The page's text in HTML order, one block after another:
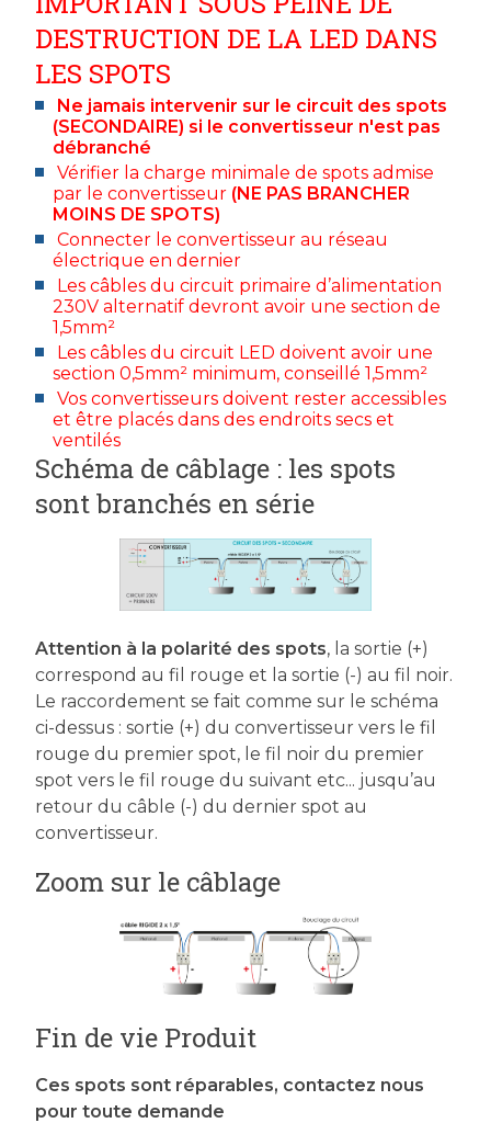
DESTRUCTION DE LA LED DANS
LES SPOTS
Ne jamais intervenir sur le circuit des spots
(SECONDAIRE) si le convertisseur n'est pas
débranché
Vérifier la charge minimale de spots admise
par le convertisseur (NE PAS BRANCHER
MOINS DE SPOTS)
Connecter le convertisseur au réseau
électrique en dernier
Les câbles du circuit primaire d’alimentation
230V alternatif devront avoir une section de
1,5mm²
Les câbles du circuit LED doivent avoir une
section 0,5mm² minimum, conseillé 1,5mm²
Vos convertisseurs doivent rester accessibles
et être placés dans des endroits secs et
ventilés
Schéma de câblage : les spots
sont branchés en série
Attention à la polarité des spots, la sortie (+)
correspond au fil rouge et la sortie (-) au fil noir.
Le raccordement se fait comme sur le schéma
ci-dessus : sortie (+) du convertisseur vers le fil
rouge du premier spot, le fil noir du premier
spot vers le fil rouge du suivant etc... jusqu’au
retour du câble (-) du dernier spot au
convertisseur.
Zoom sur le câblage
Fin de vie Produit
Ces spots sont réparables, contactez nous
pour toute demande